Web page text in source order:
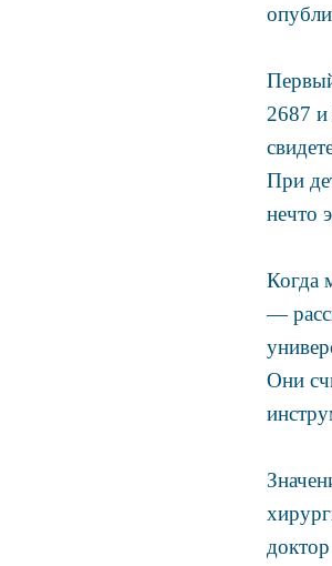
2687 и
При
нечто
Когда
—
Они